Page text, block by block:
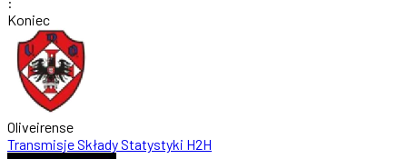
Koniec
Oliveirense
TransmisjeSkładyStatystyki H2H